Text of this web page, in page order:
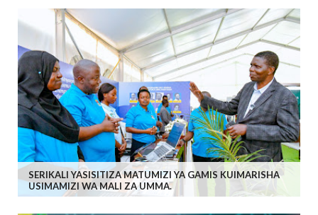
SERIKALI YASISITIZA MATUMIZI YA GAMIS KUIMARISHA
USIMAMIZI WA MALI ZA UMMA.